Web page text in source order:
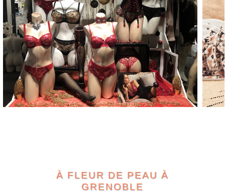
À FLEUR DE PEAU À
GRENOBLE